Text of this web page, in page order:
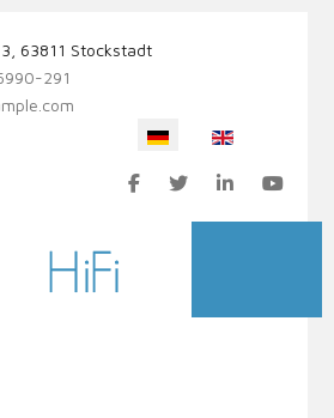
63811 Stockstadt
291
Sprache auswählen